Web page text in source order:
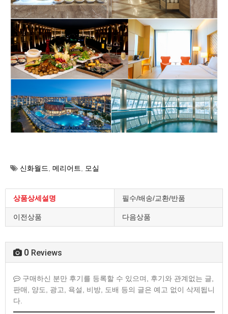
신화월드 메리어트 모실
상품상세설명 필수/배송/교환/반품
이전상품 다음상품
0 Reviews
구매하신 분만 후기를 등록할 수 있으며, 후기와 관계없는 글,
판매, 양도, 광고, 욕설, 비방, 도배 등의 글은 예고 없이 삭제됩니
다.